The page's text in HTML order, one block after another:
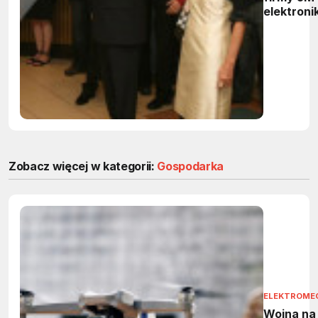
Zobacz więcej w kategorii: Gospodarka
Wojna na